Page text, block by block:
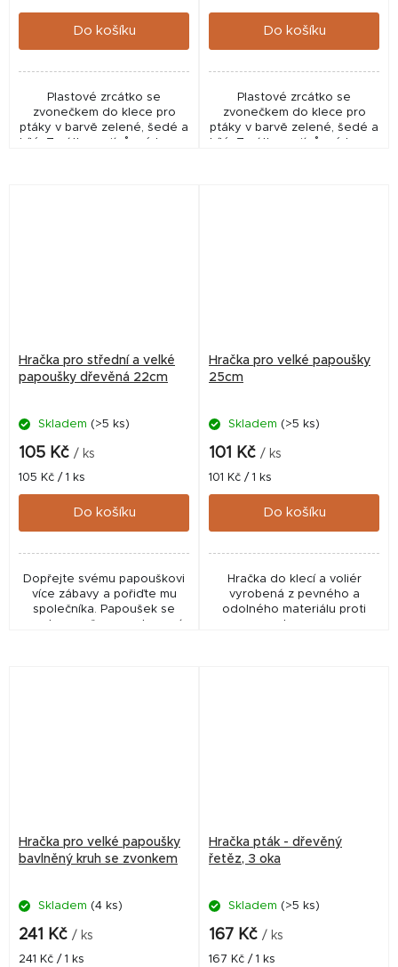
cena:
Do košíku
Plastové zrcátko se
zvonečkem do klece pro
ptáky v barvě zelené, šedé a
bílé. Zrcátka mají různé barvy,
cena:
Do košíku
Plastové zrcátko se
zvonečkem do klece pro
ptáky v barvě zelené, šedé a
bílé. Zrcátka mají různé barvy,
Hračka pro střední a velké
papoušky dřevěná 22cm
Skladem (>5 ks)
105 Kč / ks
Měrná
cena:
105 Kč / 1 ks
Do košíku
Dopřejte svému papouškovi
více zábavy a pořiďte mu
společníka. Papoušek se
zvonkem zažene nudu, navíc
Hračka pro velké papoušky
25cm
Skladem (>5 ks)
101 Kč / ks
Měrná
cena:
101 Kč / 1 ks
Do košíku
Hračka do klecí a voliér
vyrobená z pevného a
odolného materiálu proti
okusu.
Hračka pro velké papoušky
bavlněný kruh se zvonkem
Skladem (4 ks)
241 Kč / ks
Měrná
241 Kč / 1 ks
Hračka pták - dřevěný
řetěz, 3 oka
Skladem (>5 ks)
167 Kč / ks
Měrná
167 Kč / 1 ks